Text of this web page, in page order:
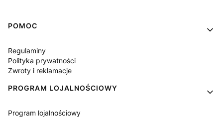
Linki w stopce
POMOC
Regulaminy
Polityka prywatności
Zwroty i reklamacje
PROGRAM LOJALNOŚCIOWY
Program lojalnościowy